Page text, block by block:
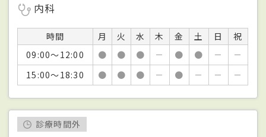
内科
時間 月 火 水 木 金 土 日
祝
09:00～12:00
● ● ● － ● ● －
－
15:00～18:30
● ● ● － ● － － －
診療時間外